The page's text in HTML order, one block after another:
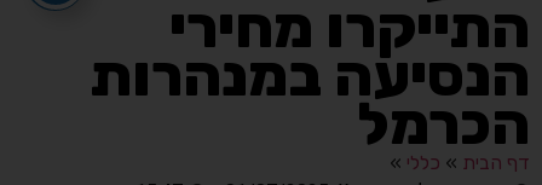
התייקרו מחירי
הנסיעה במנהרות
הכרמל
דף הבית » כללי »